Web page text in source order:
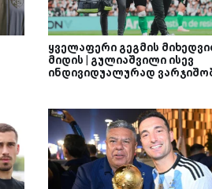
ყველაფერი გეგმის
მიდის | გულიაშვილი ისევ
ინდივიდუალურად